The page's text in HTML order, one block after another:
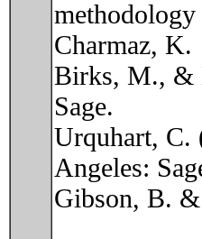
Charmaz,
Birks, M., &
Sage.
Urquhart, C.
Angeles:
Gibson, B. &